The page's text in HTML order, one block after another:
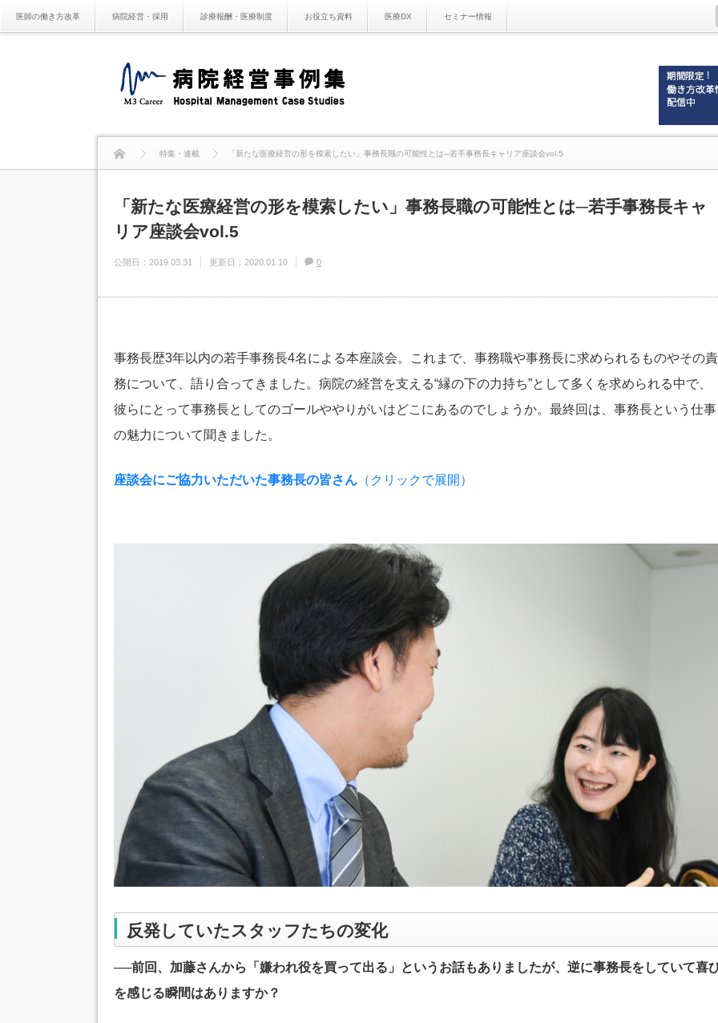
医師の働き方改革 病院経営・採用 診療報酬・医療制度 お役立ち資料 医療DX セミナー情報
特集・連載 「新たな医療経営の形を模索したい」事務長職の可能性とは─若手事務長キャリア座談会vol.5
「新たな医療経営の形を模索したい」事務長職の可能性とは─若手事務長キャ
リア座談会vol.5
公開日： 2019.03.31 更新日： 2020.01.10 0
事務長歴3年以内の若手事務長4名による本座談会。これまで、事務職や事務長に求められるものやその責
務について、語り合ってきました。病院の経営を支える“縁の下の力持ち”として多くを求められる中で、
彼らにとって事務長としてのゴールややりがいはどこにあるのでしょうか。最終回は、事務長という仕事
の魅力について聞きました。
座談会にご協力いただいた事務長の皆さん （クリックで展開）
反発していたスタッフたちの変化
──前回、加藤さんから「嫌われ役を買って出る」というお話もありましたが、逆に事務長をしていて喜
を感じる瞬間はありますか？